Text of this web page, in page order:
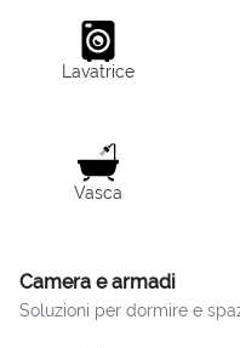
Lavatrice
Vasca
Camera e armadi
Soluzioni per dormire e